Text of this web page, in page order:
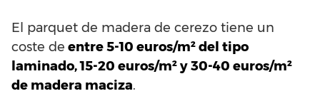
El parquet de madera de cerezo tiene un
coste de entre 5-10 euros/m² del tipo
laminado, 15-20 euros/m² y 30-40 euros/m²
de madera maciza.